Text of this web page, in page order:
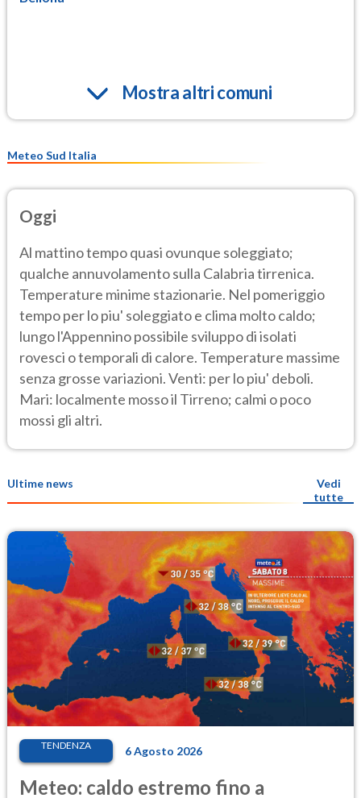
Mostra altri comuni
Meteo Sud Italia
Oggi
Al mattino tempo quasi ovunque soleggiato;
qualche annuvolamento sulla Calabria tirrenica.
Temperature minime stazionarie. Nel pomeriggio
tempo per lo piu' soleggiato e clima molto caldo;
lungo l'Appennino possibile sviluppo di isolati
rovesci o temporali di calore. Temperature massime
senza grosse variazioni. Venti: per lo piu' deboli.
Mari: localmente mosso il Tirreno; calmi o poco
mossi gli altri.
Ultime news
Vedi
tutte
TENDENZA 6 Agosto 2026
Meteo: caldo estremo fino a